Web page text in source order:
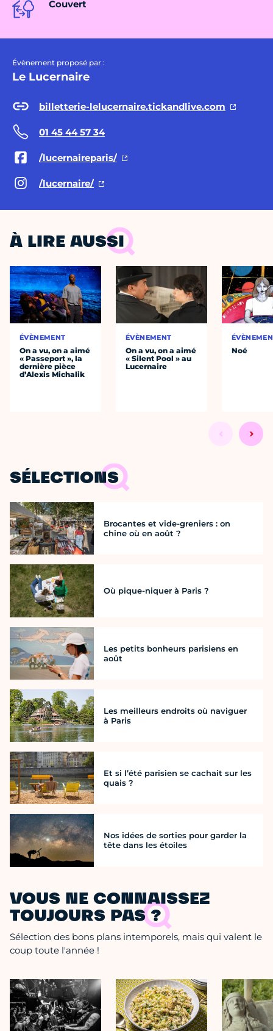
Couvert
Évènement proposé par :
Le Lucernaire
billetterie-lelucernaire.tickandlive.com
01 45 44 57 34
/lucernaireparis/
/lucernaire/
À LIRE AUSSI
ÉVÈNEMENT
On a vu, on a aimé
« Passeport », la
dernière pièce
d’Alexis Michalik
ÉVÈNEMENT
On a vu, on a aimé
« Silent Pool » au
Lucernaire
Noé
SÉLECTIONS
Brocantes et vide-greniers : on
chine où en août ?
Où pique-niquer à Paris ?
Les petits bonheurs parisiens en
août
Les meilleurs endroits où naviguer
à Paris
Et si l’été parisien se cachait sur les
quais ?
Nos idées de sorties pour garder la
tête dans les étoiles
VOUS NE CONNAISSEZ
TOUJOURS PAS ?
Sélection des bons plans intemporels, mais qui valent le
coup toute l'année !